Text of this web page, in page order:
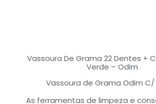
Vassoura De Grama 22 Dentes +
Verde – Odim
Vassoura de Grama Odim C/
As ferramentas de limpeza e